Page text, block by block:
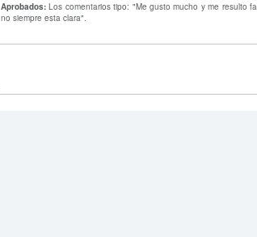
Aprobados:Los comentarios tipo: "Me gusto mucho y me resulto
no siempre esta clara".